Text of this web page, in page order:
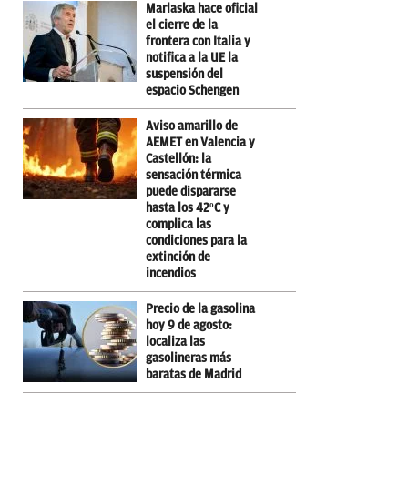
Marlaska hace oficial
el cierre de la
frontera con Italia y
notifica a la UE la
suspensión del
espacio Schengen
Aviso amarillo de
AEMET en Valencia y
Castellón: la
sensación térmica
puede dispararse
hasta los 42ºC y
complica las
condiciones para la
extinción de
incendios
Precio de la gasolina
hoy 9 de agosto:
localiza las
gasolineras más
baratas de Madrid